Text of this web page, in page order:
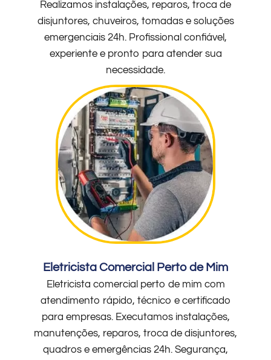
Realizamos instalações, reparos, troca de
disjuntores, chuveiros, tomadas e soluções
emergenciais 24h. Profissional confiável,
experiente e pronto para atender sua
necessidade.
Eletricista Comercial Perto de Mim
Eletricista comercial perto de mim com
atendimento rápido, técnico e certificado
para empresas. Executamos instalações,
manutenções, reparos, troca de disjuntores,
quadros e emergências 24h. Segurança,